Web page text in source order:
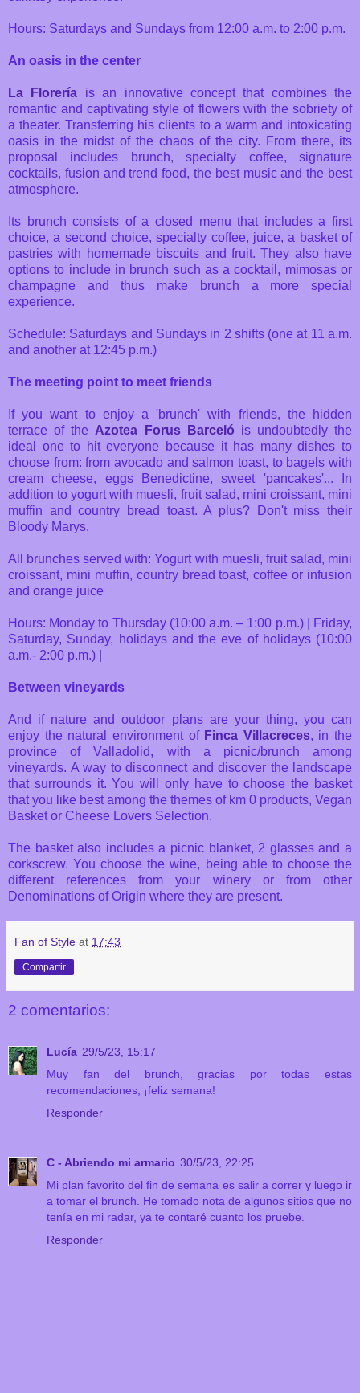
Hours: Saturdays and Sundays from 12:00 a.m. to 2:00 p.m.
An oasis in the center
La Florería is an innovative concept that combines the
romantic and captivating style of flowers with the sobriety of
a theater. Transferring his clients to a warm and intoxicating
oasis in the midst of the chaos of the city. From there, its
proposal includes brunch, specialty coffee, signature
cocktails, fusion and trend food, the best music and the best
atmosphere.
Its brunch consists of a closed menu that includes a first
choice, a second choice, specialty coffee, juice, a basket of
pastries with homemade biscuits and fruit. They also have
options to include in brunch such as a cocktail, mimosas or
champagne and thus make brunch a more special
experience.
Schedule: Saturdays and Sundays in 2 shifts (one at 11 a.m.
and another at 12:45 p.m.)
The meeting point to meet friends
If you want to enjoy a 'brunch' with friends, the hidden
terrace of the Azotea Forus Barceló is undoubtedly the
ideal one to hit everyone because it has many dishes to
choose from: from avocado and salmon toast, to bagels with
cream cheese, eggs Benedictine, sweet 'pancakes'... In
addition to yogurt with muesli, fruit salad, mini croissant, mini
muffin and country bread toast. A plus? Don't miss their
Bloody Marys.
All brunches served with: Yogurt with muesli, fruit salad, mini
croissant, mini muffin, country bread toast, coffee or infusion
and orange juice
Hours: Monday to Thursday (10:00 a.m. – 1:00 p.m.) | Friday,
Saturday, Sunday, holidays and the eve of holidays (10:00
a.m.- 2:00 p.m.) |
Between vineyards
And if nature and outdoor plans are your thing, you can
enjoy the natural environment of Finca Villacreces, in the
province of Valladolid, with a picnic/brunch among
vineyards. A way to disconnect and discover the landscape
that surrounds it. You will only have to choose the basket
that you like best among the themes of km 0 products, Vegan
Basket or Cheese Lovers Selection.
The basket also includes a picnic blanket, 2 glasses and a
corkscrew. You choose the wine, being able to choose the
different references from your winery or from other
Denominations of Origin where they are present.
Fan of Style at 17:43
Compartir
2 comentarios:
Lucía 29/5/23, 15:17
Muy fan del brunch, gracias por todas estas
recomendaciones, ¡feliz semana!
Responder
C - Abriendo mi armario 30/5/23, 22:25
Mi plan favorito del fin de semana es salir a correr y luego ir
a tomar el brunch. He tomado nota de algunos sitios que no
tenía en mi radar, ya te contaré cuanto los pruebe.
Responder